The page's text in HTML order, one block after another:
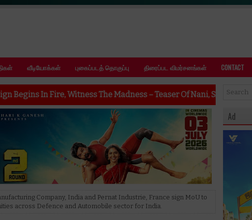
வீடியோக்கள் புகைப்படத் தொகுப்பு திரைப்பட விமர்சனங்கள் CONTACT
The Madness – Teaser Of Nani, Srikanth Odela, Sudhakar
Company, India and Pernat Industrie, France sign MoU to
across Defence and Automobile sector for India.
Ad